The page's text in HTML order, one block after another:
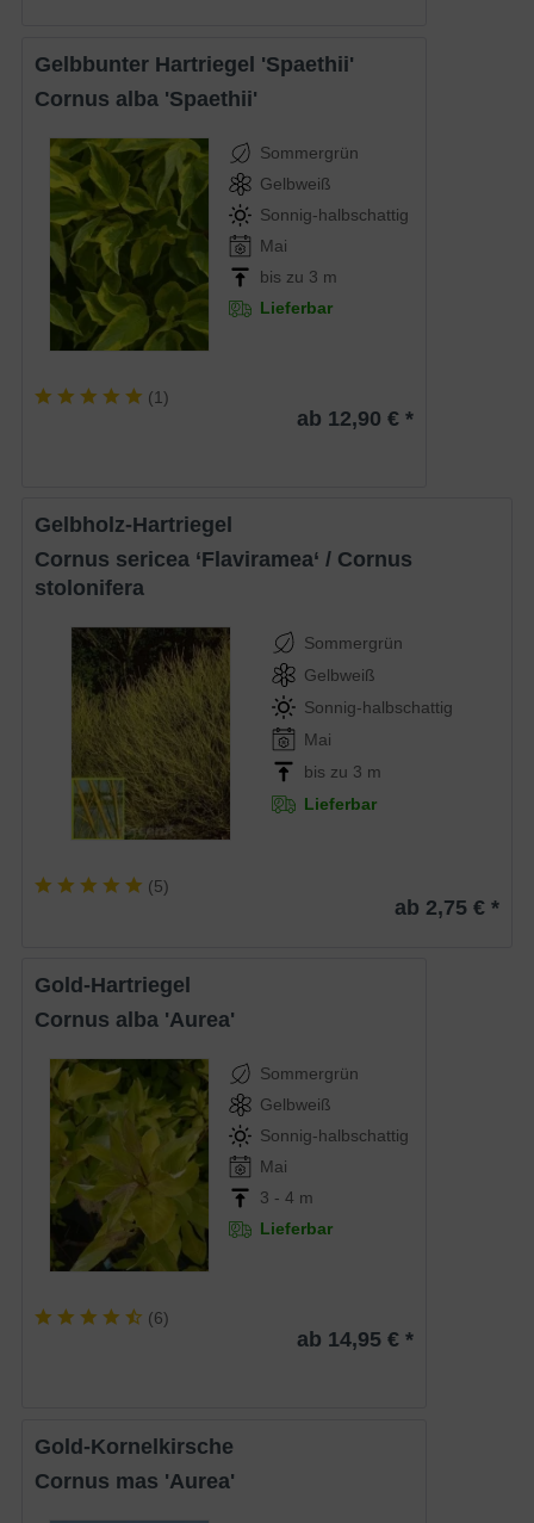
Gelbbunter Hartriegel 'Spaethii'
Cornus alba 'Spaethii'
Sommergrün
Gelbweiß
Sonnig-halbschattig
Mai
bis zu 3 m
Lieferbar
(1)
ab 12,90 € *
Gelbholz-Hartriegel
Cornus sericea ‘Flaviramea‘ / Cornus
stolonifera
Sommergrün
Gelbweiß
Sonnig-halbschattig
Mai
bis zu 3 m
Lieferbar
(5)
ab 2,75 € *
Gold-Hartriegel
Cornus alba 'Aurea'
Sommergrün
Gelbweiß
Sonnig-halbschattig
Mai
3 - 4 m
Lieferbar
(6)
ab 14,95 € *
Gold-Kornelkirsche
Cornus mas 'Aurea'